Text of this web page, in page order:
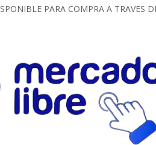
PARA COMPRA A TRAVES